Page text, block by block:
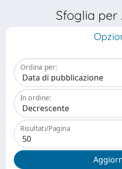
Sfoglia per
Ordina per:
In ordine:
Risultati/Pagina